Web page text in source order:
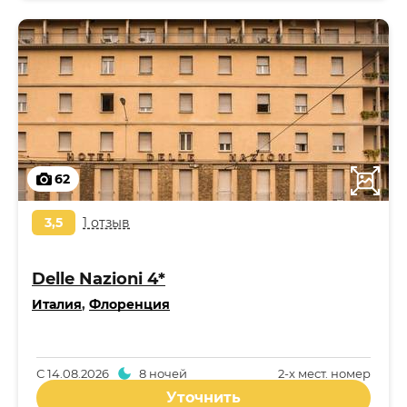
62
3,5 1 отзыв
Delle Nazioni 4*
Италия, Флоренция
2-x мест. номер
С14.08.2026 8 ночей
Уточнить